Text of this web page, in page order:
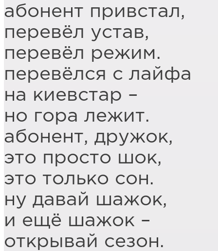
абонент привстал,
перевёл устав,
перевёл режим.
перевёлся с лайфа
на киевстар –
но гора лежит.
абонент, дружок,
это просто шок,
это только сон.
ну давай шажок,
и ещё шажок –
открывай сезон.